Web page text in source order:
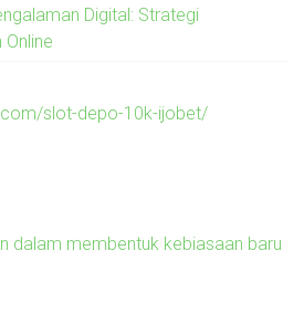
Digital: Strategi
slot-depo-10k-ijobet/
dalam membentuk kebiasaan baru